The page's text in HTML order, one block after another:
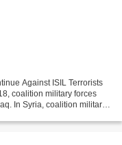
Against ISIL Terrorists
coalition military forces
In Syria, coalition military